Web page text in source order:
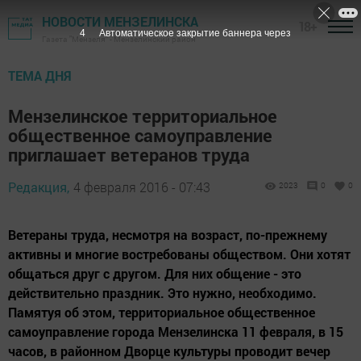
НОВОСТИ МЕНЗЕЛИНСКА
Газета "Мензеля" - Мензелинский район
ТЕМА ДНЯ
Мензелинское территориальное
общественное самоуправление
приглашает ветеранов труда
Редакция, 4 февраля 2016 - 07:43 2023 0 0
Ветераны труда, несмотря на возраст, по-прежнему
активны и многие востребованы обществом. Они хотят
общаться друг с другом. Для них общение - это
действительно праздник. Это нужно, необходимо.
Памятуя об этом, территориальное общественное
самоуправление города Мензелинска 11 февраля, в 15
часов, в районном Дворце культуры проводит вечер
3 Автоматическое закрытие баннера через